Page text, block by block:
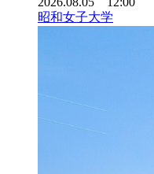
昭和女子大学